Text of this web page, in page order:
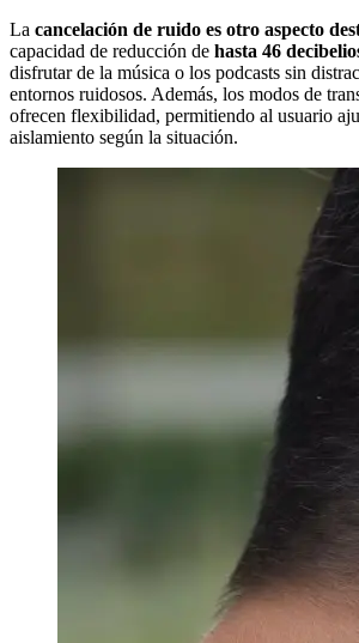
La cancelación de ruido es otro aspecto
capacidad de reducción de hasta 46
disfrutar de la música o los podcasts sin
entornos ruidosos. Además, los modos de
ofrecen flexibilidad, permitiendo al usuario
aislamiento según la situación.